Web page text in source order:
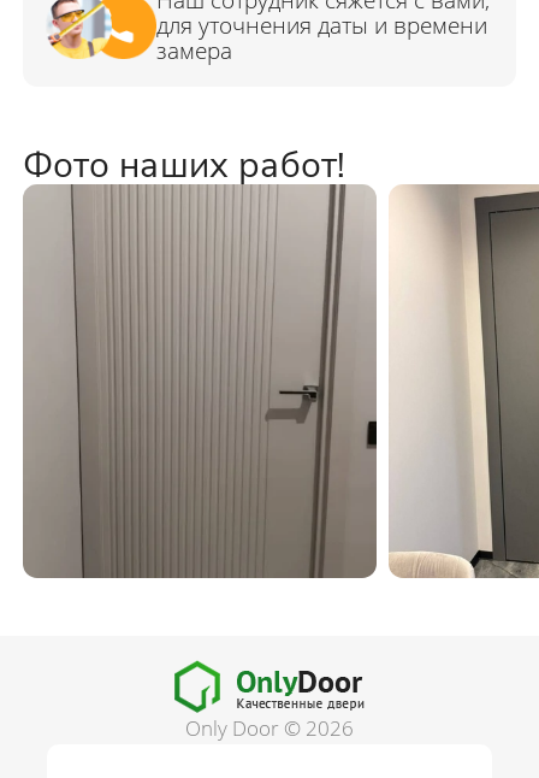
Фото наших работ!
Only Door © 2026